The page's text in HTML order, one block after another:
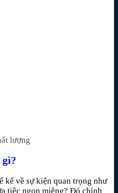
lượng
kể về sự kiện quan trọng như
tiệc ngon miệng? Đó chính